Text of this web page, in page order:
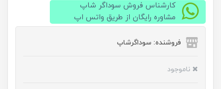
کارشناس فروش سوداگر شاپ
مشاوره رایگان از طریق واتس اپ
فروشنده: سوداگرشاپ
ناموجود